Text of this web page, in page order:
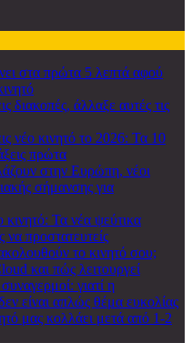
στα πρώτα 5 λεπτά αφού
διακοπές, άλλαξε αυτές τις
νέο κινητό το 2026: Τα 10
πρώτα
στην Ευρώπη, νέοι
σήμανσης για
κινητό: Τα νέα ψεύτικα
να προστατευτείς
το κινητό σου;
και πώς λειτουργεί
γιατί η
είναι απλώς θέμα ευκολίας
μας κολλάει μετά από 1-2